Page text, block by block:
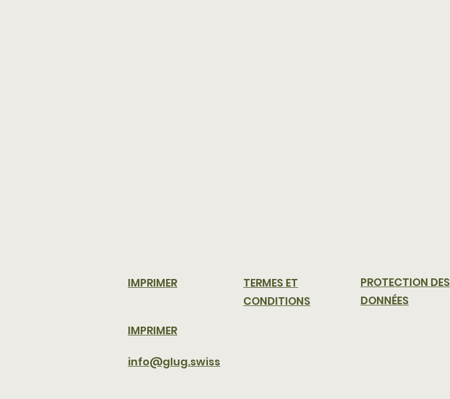
IMPRIMER
TERMES ET
CONDITIONS
PROTECTION DES
DONNÉES
IMPRIMER
info@glug.swiss